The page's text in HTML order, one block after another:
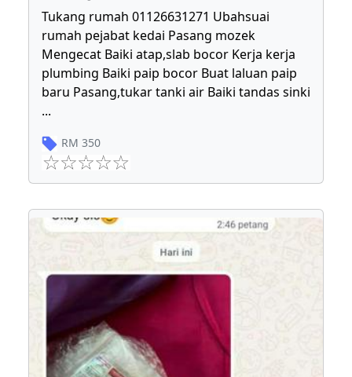
Tukang rumah 01126631271 Ubahsuai
rumah pejabat kedai Pasang mozek
Mengecat Baiki atap,slab bocor Kerja kerja
plumbing Baiki paip bocor Buat laluan paip
baru Pasang,tukar tanki air Baiki tandas sinki
...
RM 350